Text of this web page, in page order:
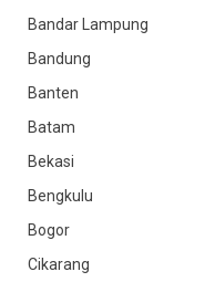
Bandar Lampung
Bandung
Banten
Batam
Bekasi
Bengkulu
Bogor
Cikarang